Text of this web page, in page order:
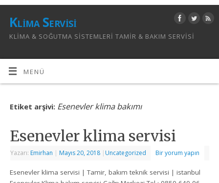
Klima Servisi
KLIMA & SOĞUTMA SISTEMLERI TAMIR & BAKIM SERVISI
MENÜ
Etiket arşivi: Esenevler klima bakımı
Esenevler klima servisi
Yazarı: Emirhan | Mayıs 20, 2018 | Uncategorized Bir yorum yapın
Esenevler klima servisi | Tamir, bakım teknik servisi | istanbul